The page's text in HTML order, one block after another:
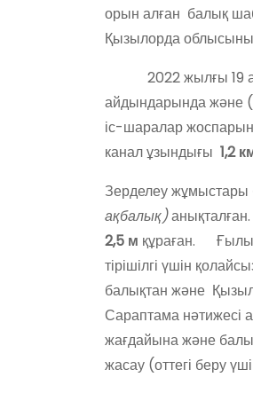
орын алған балық
Қызылорда
2022 жылғы 19
айдындарында және
іс-шаралар
канал ұзындығы 1,2
Зерделеу жұмыстары
ақбалық)
2,5 м құраған.
тірішілгі үшін
балықтан және
Сараптама нәтижесі
жағдайына және
жасау (оттегі беру